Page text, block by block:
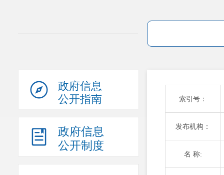
政府信息
公开指南
政府信息
公开制度
索引号：
发布机构：
名 称: